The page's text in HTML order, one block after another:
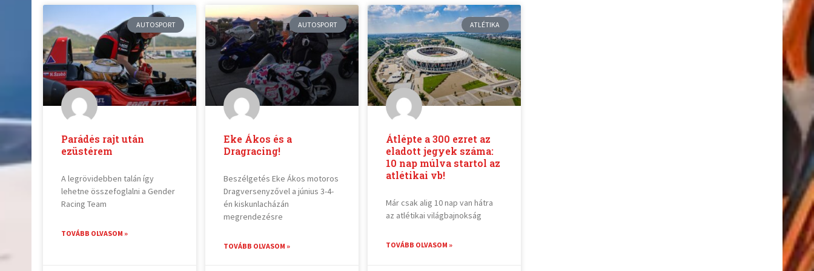
AUTOSPORT
Parádés rajt után
ezüstérem
A legrövidebben talán így
lehetne összefoglalni a Gender
Racing Team
TOVÁBB OLVASOM »
AUTOSPORT
Eke Ákos és a
Dragracing!
Beszélgetés Eke Ákos motoros
Dragversenyzővel a június 3-4-
én kiskunlacházán
megrendezésre
TOVÁBB OLVASOM »
ATLÉTIKA
Átlépte a 300 ezret az
eladott jegyek száma:
10 nap múlva startol az
atlétikai vb!
Már csak alig 10 nap van hátra
az atlétikai világbajnokság
TOVÁBB OLVASOM »